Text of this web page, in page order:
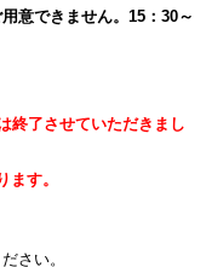
意できません。15：30～
終了させていただきまし
す。
さい。